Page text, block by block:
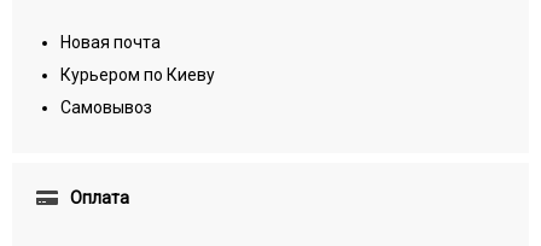
Новая почта
Курьером по Киеву
Самовывоз
Оплата